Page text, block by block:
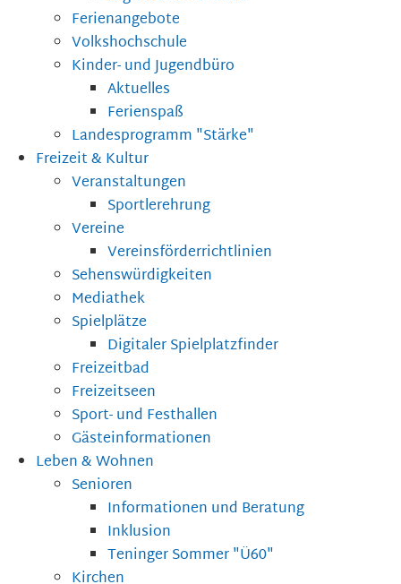
Ferienangebote
Volkshochschule
Kinder- und Jugendbüro
Aktuelles
Ferienspaß
Landesprogramm "Stärke"
Freizeit & Kultur
Veranstaltungen
Sportlerehrung
Vereine
Vereinsförderrichtlinien
Sehenswürdigkeiten
Mediathek
Spielplätze
Digitaler Spielplatzfinder
Freizeitbad
Freizeitseen
Sport- und Festhallen
Gästeinformationen
Leben & Wohnen
Senioren
Informationen und Beratung
Inklusion
Teninger Sommer "Ü60"